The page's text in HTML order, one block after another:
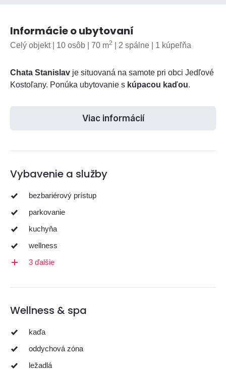
Informácie o ubytovaní
Celý objekt | 10 osôb | 70 m2 | 2 spálne | 1 kúpeľňa
Chata Stanislav je situovaná na samote pri obci Jedľové
Kostoľany. Ponúka ubytovanie s kúpacou kaďou.
Viac informácií
Vybavenie a služby
bezbariérový prístup
parkovanie
kuchyňa
wellness
3 ďalšie
Wellness & spa
kaďa
oddychová zóna
ležadlá